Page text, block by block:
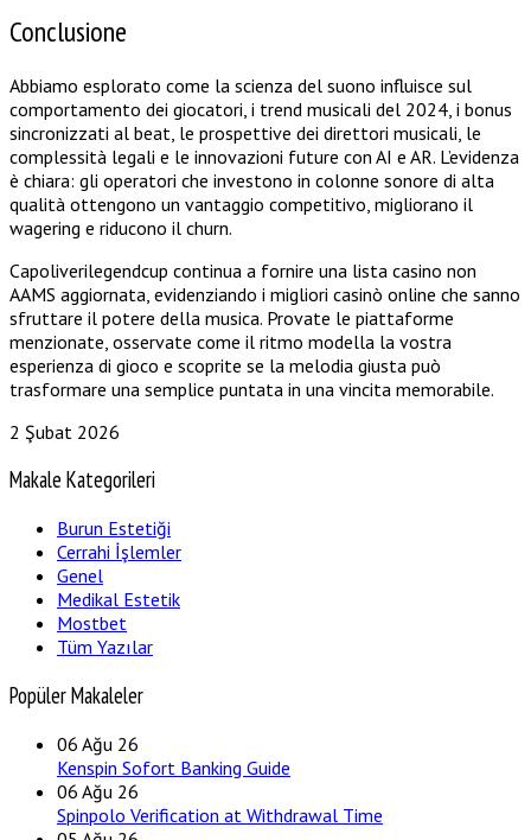
Conclusione
Abbiamo esplorato come la scienza del suono influisce sul
comportamento dei giocatori, i trend musicali del 2024, i bonus
sincronizzati al beat, le prospettive dei direttori musicali, le
complessità legali e le innovazioni future con AI e AR. L’evidenza
è chiara: gli operatori che investono in colonne sonore di alta
qualità ottengono un vantaggio competitivo, migliorano il
wagering e riducono il churn.
Capoliverilegendcup continua a fornire una lista casino non
AAMS aggiornata, evidenziando i migliori casinò online che sanno
sfruttare il potere della musica. Provate le piattaforme
menzionate, osservate come il ritmo modella la vostra
esperienza di gioco e scoprite se la melodia giusta può
trasformare una semplice puntata in una vincita memorabile.
2 Şubat 2026
Makale Kategorileri
Burun Estetiği
Cerrahi İşlemler
Genel
Medikal Estetik
Mostbet
Tüm Yazılar
Popüler Makaleler
06 Ağu 26
Kenspin Sofort Banking Guide
06 Ağu 26
Spinpolo Verification at Withdrawal Time